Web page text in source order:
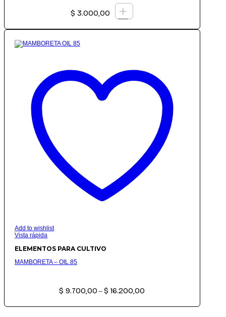
$ 3.000,00 +
Add to wishlist
Vista rápida
ELEMENTOS PARA CULTIVO
MAMBORETA – OIL 85
$ 9.700,00 – $ 16.200,00